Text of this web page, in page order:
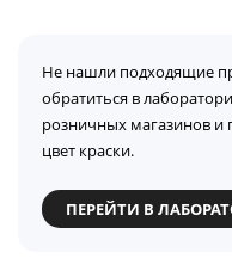
Не нашли подходящие
обратиться в
розничных магазинов и
цвет краски.
ПЕРЕЙТИ В